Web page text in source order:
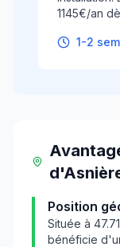
1145€/an
1-2
d'
Position
Située à 47.71
bénéficie